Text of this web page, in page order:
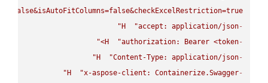
-
H
"accept: application/json"
-
H
"authorization: Bearer <token>"
-
H
"Content-Type: application/json"
-
H
"x-aspose-client: Containerize.Swagger"